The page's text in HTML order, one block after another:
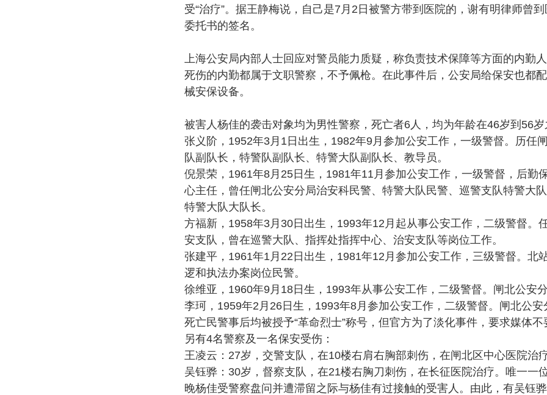
受“治疗”。据王静梅说，自己是7月2日被警方带到医院的，谢有明律师曾
委托书的签名。
上海公安局内部人士回应对警员能力质疑，称负责技术保障等方面的内勤
死伤的内勤都属于文职警察，不予佩枪。在此事件后，公安局给保安也都
械安保设备。
被害人杨佳的袭击对象均为男性警察，死亡者6人，均为年龄在46岁到56
张义阶，1952年3月1日出生，1982年9月参加公安工作，一级警督。历任
队副队长，特警队副队长、特警大队副队长、教导员。
倪景荣，1961年8月25日生，1981年11月参加公安工作，一级警督，后勤
心主任，曾任闸北公安分局治安科民警、特警大队民警、巡警支队特警大
特警大队大队长。
方福新，1958年3月30日出生，1993年12月起从事公安工作，二级警督。
安支队，曾在巡警大队、指挥处指挥中心、治安支队等岗位工作。
张建平，1961年1月22日出生，1981年12月参加公安工作，三级警督。北
逻和执法办案岗位民警。
徐维亚，1960年9月18日生，1993年从事公安工作，二级警督。闸北公安
李珂，1959年2月26日生，1993年8月参加公安工作，二级警督。闸北公
死亡民警事后均被授予“革命烈士”称号，但官方为了淡化事件，要求媒体
另有4名警察及一名保安受伤：
王凌云：27岁，交警支队，在10楼右肩右胸部刺伤，在闸北区中心医院治
吴钰骅：30岁，督察支队，在21楼右胸刀刺伤，在长征医院治疗。唯一一
晚杨佳受警察盘问并遭滞留之际与杨佳有过接触的受害人。由此，有吴钰